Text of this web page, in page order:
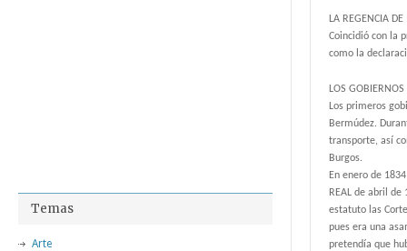
LA REGENCIA
Coincidió con la
como la
LOS
Los primeros
Bermúdez.
transporte, así
Burgos.
En enero de
REAL de abril
estatuto las
pues era una
pretendía que
Temas
Arte